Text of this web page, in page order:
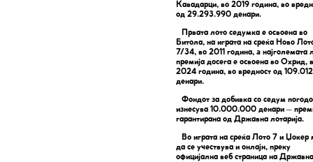
Кавадарци, во 2019 година, во
од 29.293.990 денари.
Првата лото седумка е освоена во
Битола, на играта на среќа Ново
7/34, во 2011 година, a најголемата
премија досега е освоена во Охрид,
2024 година, во вредност од
денари.
Фондот за добивка со седум
изнесува 10.000.000 денари –
гарантирана од Државна лотарија.
Во играта на среќа Лото 7 и
да се учествува и онлајн, преку
официјална веб страница на Државна